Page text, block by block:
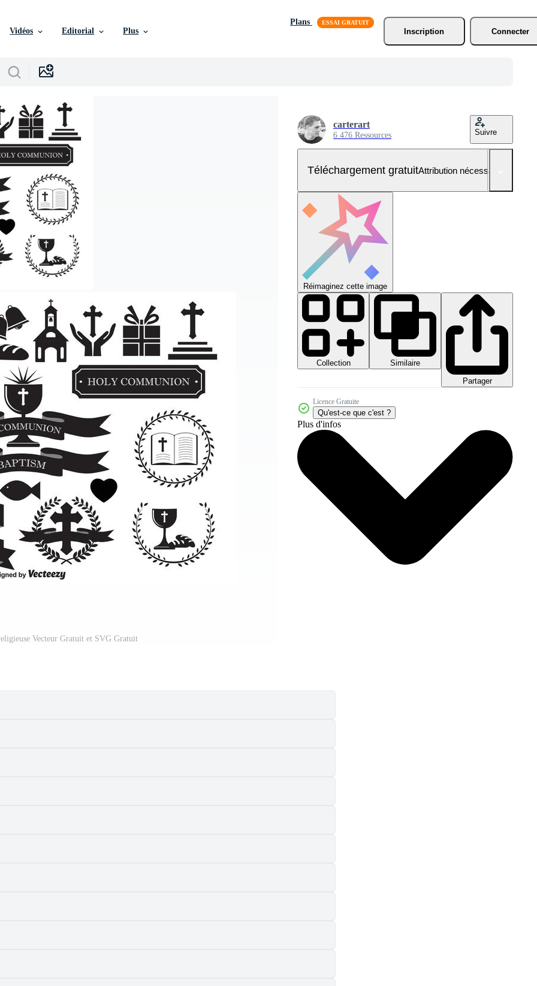
Vidéos Editorial Plus
Plans
Inscription
Connecter
Vecteur Gratuit et SVG Gratuit
carterart
6 476 Ressources Suivre
Téléchargement gratuitAttribution nécessaire
Réimaginez cette image
Collection
Similaire
Partager
Licence Gratuite
Qu'est-ce que c'est ?
Plus d'infos